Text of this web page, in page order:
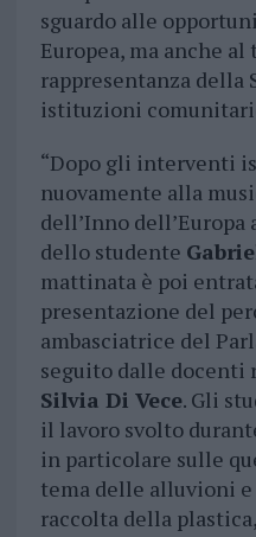
sguardo alle
Europea, ma anche
rappresentanza della
istituzioni
“Dopo gli interventi
nuovamente alla
dell’Inno
dello studente
mattinata è poi
presentazione del
ambasciatrice del
seguito dalle docenti
Silvia Di Vece. Gli
il lavoro svolto
in particolare sulle
tema delle alluvioni
raccolta della